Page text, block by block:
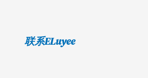
联系ELuyee